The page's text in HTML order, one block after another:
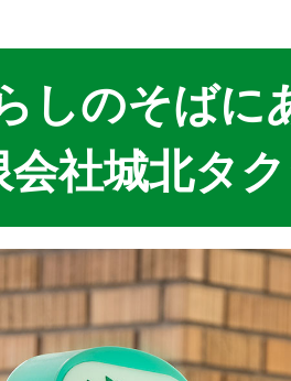
しのそばに
会社城北タ